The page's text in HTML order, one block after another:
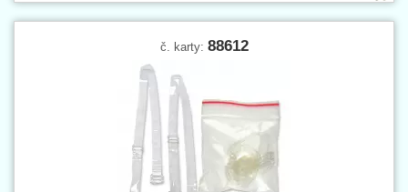
č. karty: 88612